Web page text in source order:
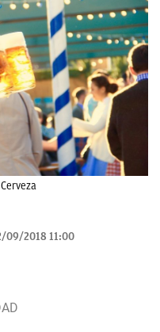
09/2018 11:00